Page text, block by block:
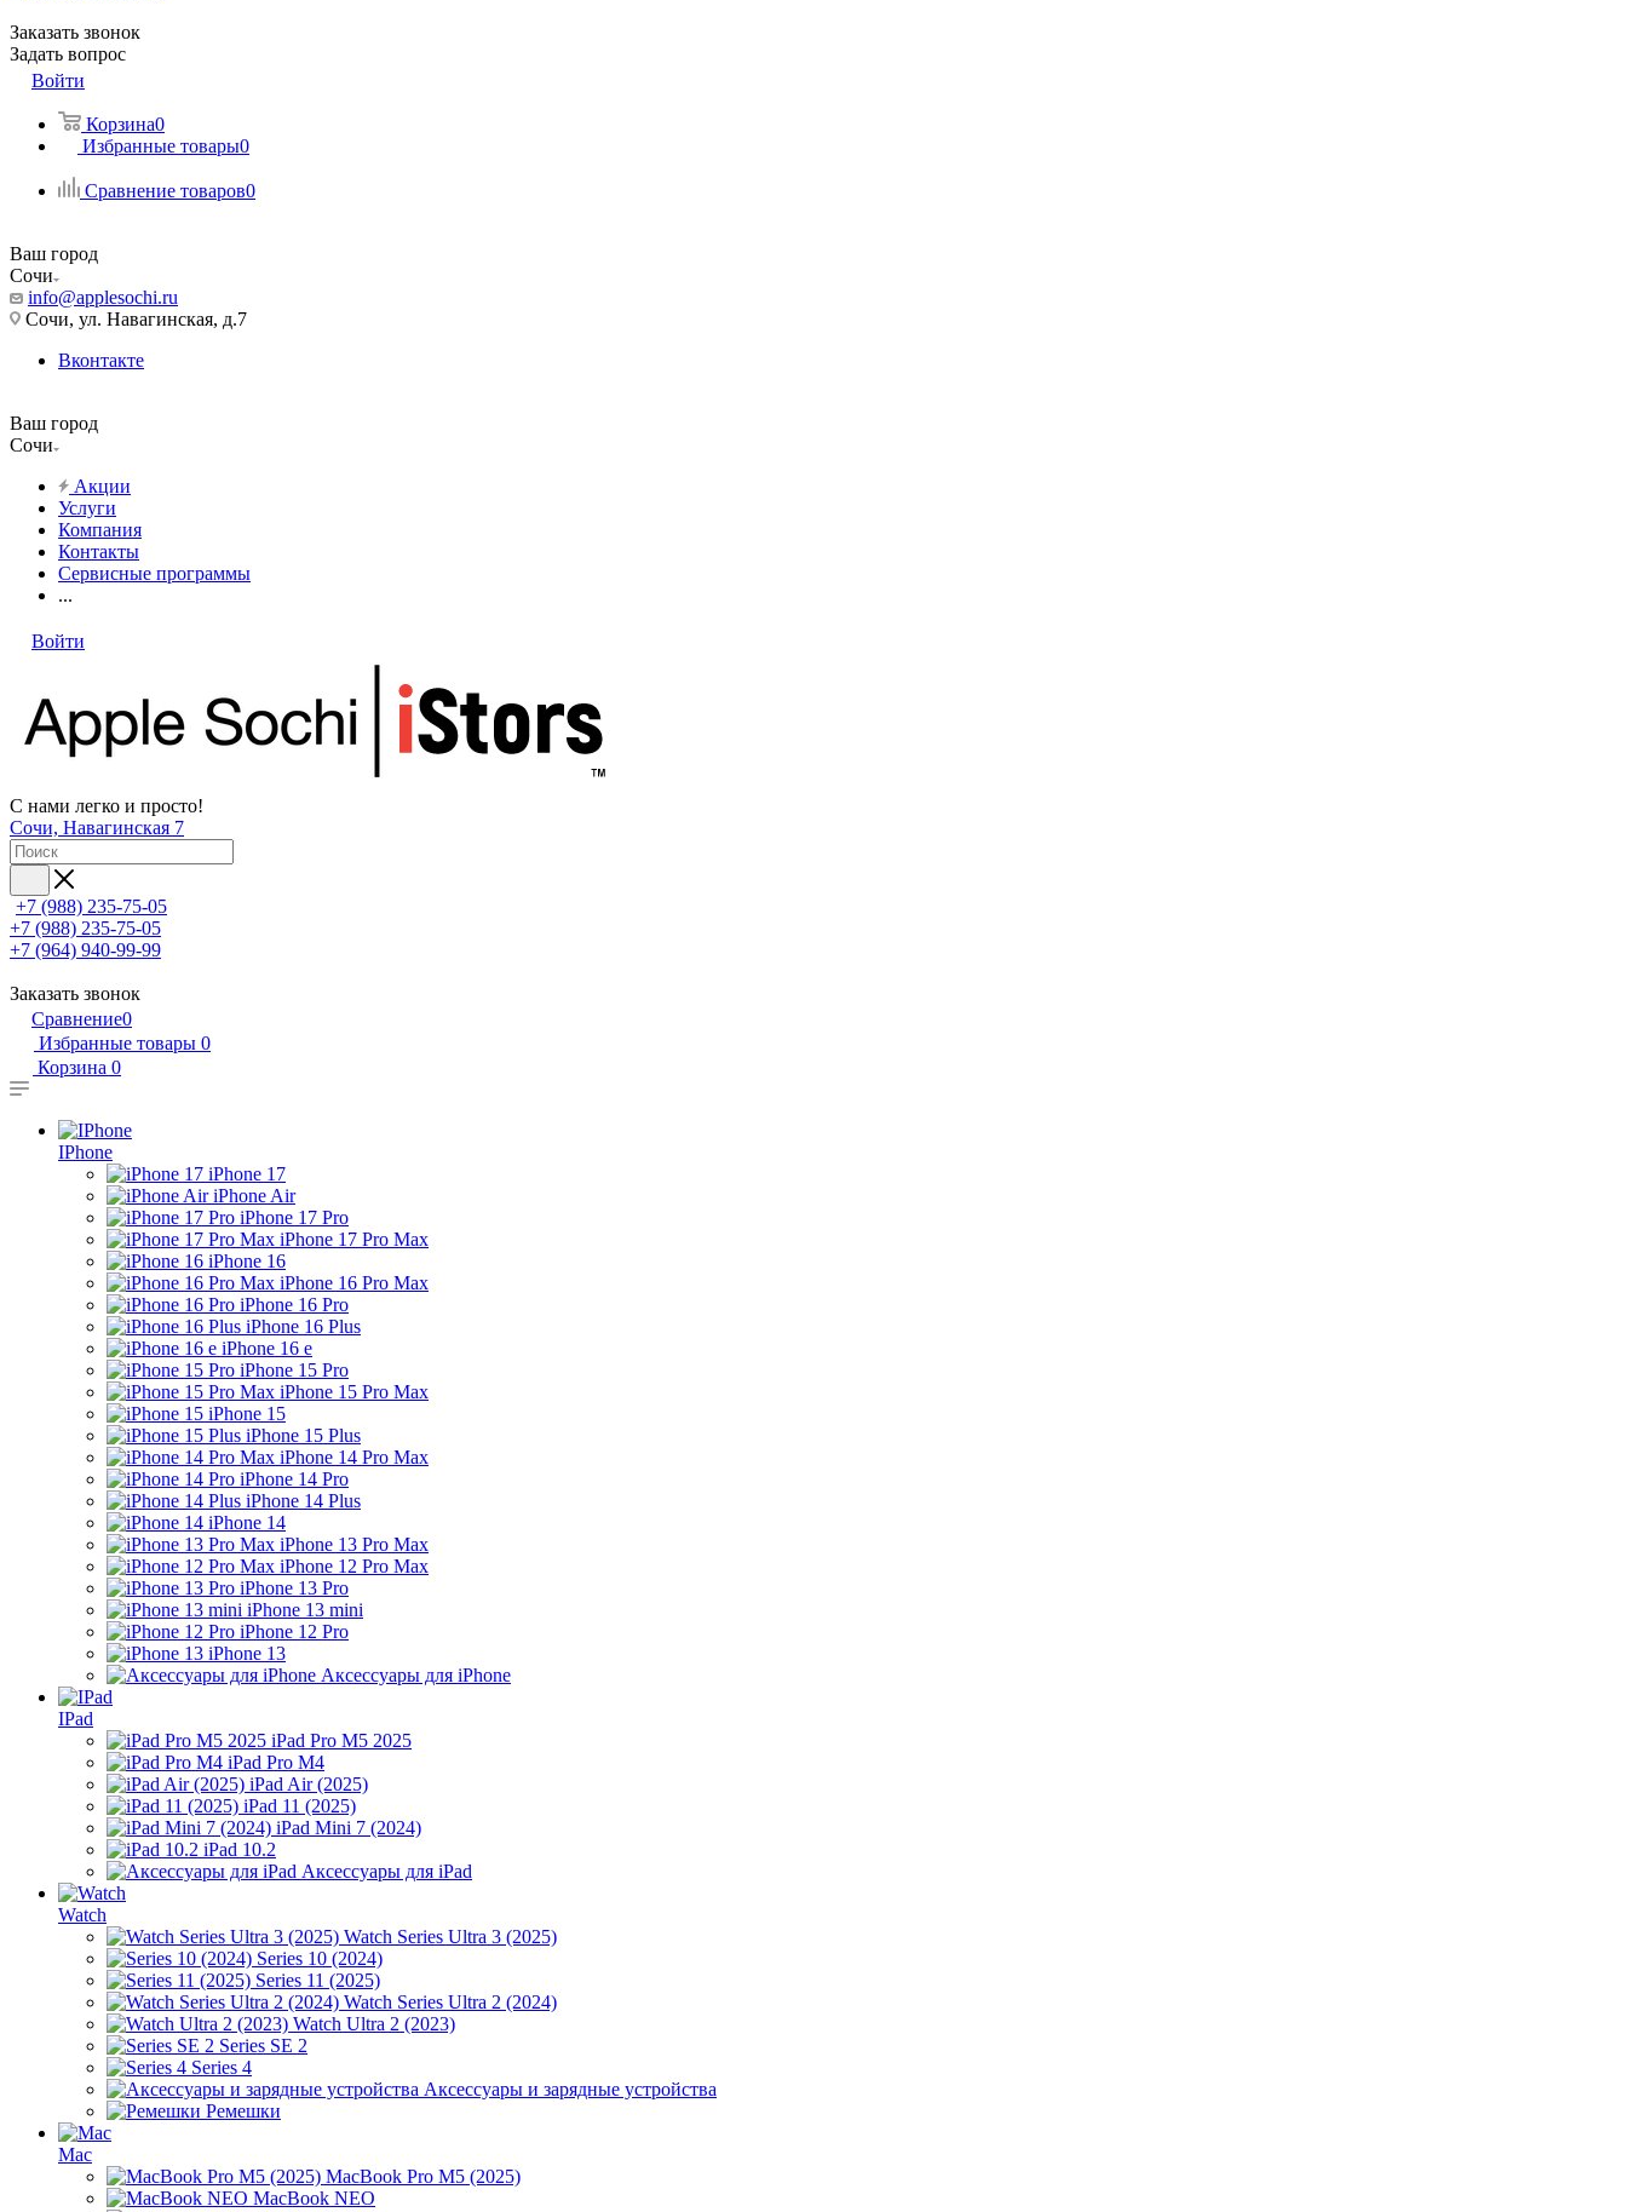
Заказать звонок
Задать вопрос
Войти
Корзина0
Избранные товары0
Сравнение товаров0
Ваш город
Сочи
info@applesochi.ru
Сочи, ул. Навагинская, д.7
Вконтакте
Ваш город
Сочи
Акции
Услуги
Компания
Контакты
Сервисные программы
...
Войти
С нами легко и просто!
Сочи, Навагинская 7
+7 (988) 235-75-05
+7 (988) 235-75-05
+7 (964) 940-99-99
Заказать звонок
Сравнение0
Избранные товары 0
Корзина 0
IPhone
iPhone 17
iPhone Air
iPhone 17 Pro
iPhone 17 Pro Max
iPhone 16
iPhone 16 Pro Max
iPhone 16 Pro
iPhone 16 Plus
iPhone 16 e
iPhone 15 Pro
iPhone 15 Pro Max
iPhone 15
iPhone 15 Plus
iPhone 14 Pro Max
iPhone 14 Pro
iPhone 14 Plus
iPhone 14
iPhone 13 Pro Max
iPhone 12 Pro Max
iPhone 13 Pro
iPhone 13 mini
iPhone 12 Pro
iPhone 13
Аксессуары для iPhone
IPad
iPad Pro M5 2025
iPad Pro M4
iPad Air (2025)
iPad 11 (2025)
iPad Mini 7 (2024)
iPad 10.2
Аксессуары для iPad
Watch
Watch Series Ultra 3 (2025)
Series 10 (2024)
Series 11 (2025)
Watch Series Ultra 2 (2024)
Watch Ultra 2 (2023)
Series SE 2
Series 4
Аксессуары и зарядные устройства
Ремешки
Mac
MacBook Pro M5 (2025)
MacBook NEO